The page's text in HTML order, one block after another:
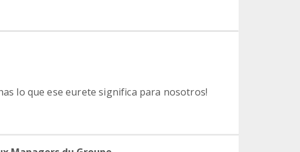
lo que ese eurete significa para nosotros!